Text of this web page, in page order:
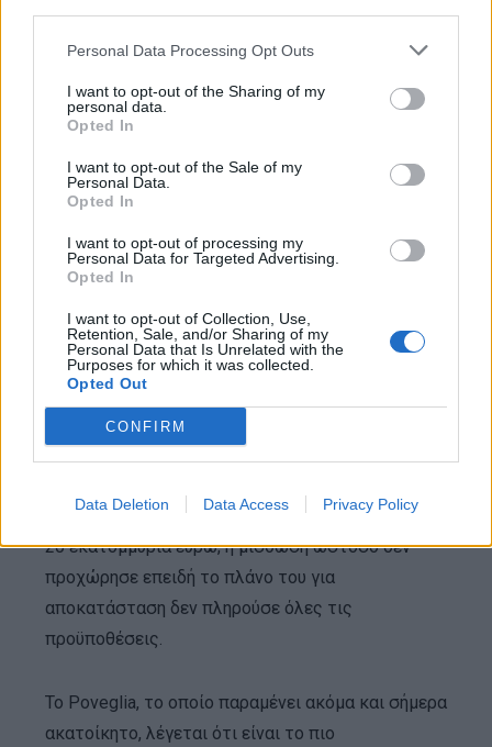
Personal Data Processing Opt Outs
I want to opt-out of the Sharing of my
personal data.
Opted In
I want to opt-out of the Sale of my
Personal Data.
Opted In
I want to opt-out of processing my
Personal Data for Targeted Advertising.
Opted In
I want to opt-out of Collection, Use,
Retention, Sale, and/or Sharing of my
Personal Data that Is Unrelated with the
Purposes for which it was collected.
Opted Out
CONFIRM
Data Deletion Data Access Privacy Policy
θεωρείται η “ιταλική Σπιναλόνγκα”, δεν το
πλησιάζει κανείς… Ακόμη και οι ψαράδες δεν
τολμούν να ρίξουν τα δίχτυα τους στις ακτές, με
το φόβο της συλλογής ανθρώπινων οστών!
Το 2014 το ιταλικό κράτος δημοπράτησε μια
99ετή μίσθωση του νησιού, το οποίο θα συνέχιζε
να αποτελεί κρατική περιουσία, ελπίζοντας ότι ο
πλειοδότης θα αναδιαμόρφωνε την κλινική σε
(513.000 ευρώ), ο οποίος σχεδίαζε να επενδύσει
20 εκατομμύρια ευρώ, η μίσθωση ωστόσο δεν
προχώρησε επειδή το πλάνο του για
αποκατάσταση δεν πληρούσε όλες τις
προϋποθέσεις.
To Poveglia, το οποίο παραμένει ακόμα και σήμερα
ακατοίκητο, λέγεται ότι είναι το πιο